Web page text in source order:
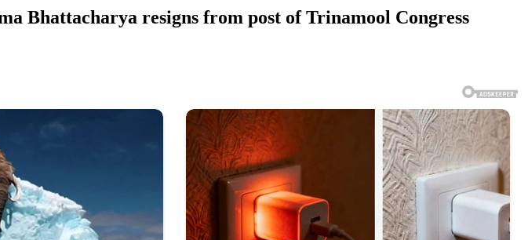
Bhattacharya resigns from post of Trinamool Congress